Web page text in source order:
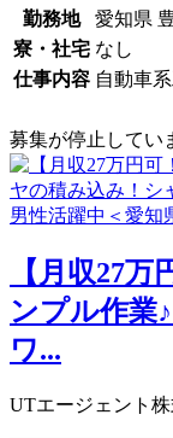
勤務地
愛知県
寮・社宅 なし
仕事内容 自動車
募集が停止してい
【月収27
ンプル作業
ワ...
UTエージェント